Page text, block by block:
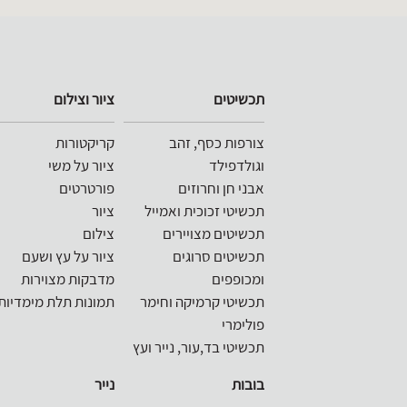
תכשיטים
צורפות כסף, זהב
וגולדפילד
אבני חן וחרוזים
תכשיטי זכוכית ואמייל
תכשיטים מצויירים
תכשיטים סרוגים
ומכופפים
תכשיטי קרמיקה וחימר
פולימרי
תכשיטי בד,עור, נייר ועץ
ציור וצילום
קריקטורות
ציור על משי
פורטרטים
ציור
צילום
ציור על עץ ושעם
מדבקות מצוירות
תמונות תלת
בובות נייר